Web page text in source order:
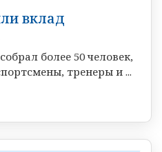
вклад
более 50 человек,
тренеры и ...